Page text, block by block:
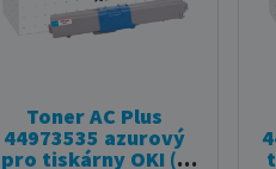
Toner AC Plus
44973535 azurový
pro tiskárny OKI (1